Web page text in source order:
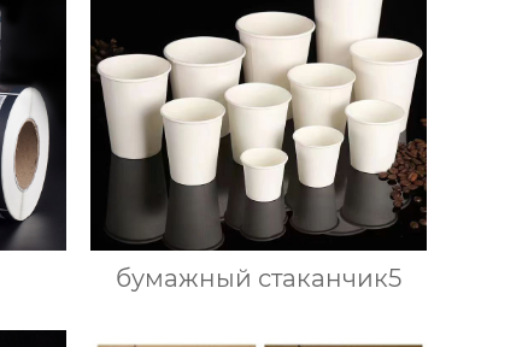
бумажный стаканчик5